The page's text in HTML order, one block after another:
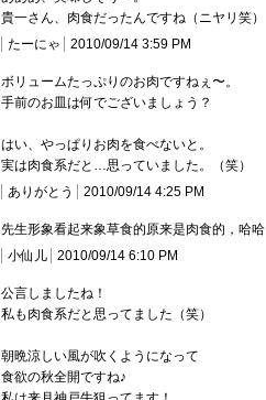
貴一さん、肉食だったんですね（ニヤリ笑）
たーにゃ
2010/09/14 3:59 PM
ボリュームたっぷりのお肉ですねぇ〜。
手前のお皿は何でございましょう？
はい、やっぱりお肉を食べないと。
実は肉食系だと…思っていました。（笑）
ありがとう
2010/09/14 4:25 PM
先生形象看起来象草食的原来是肉食的，哈哈
小仙儿
2010/09/14 6:10 PM
公言しましたね！
私も肉食系だと思ってました（笑）
朝晩涼しい風が吹くようになって
食欲の秋全開ですね♪